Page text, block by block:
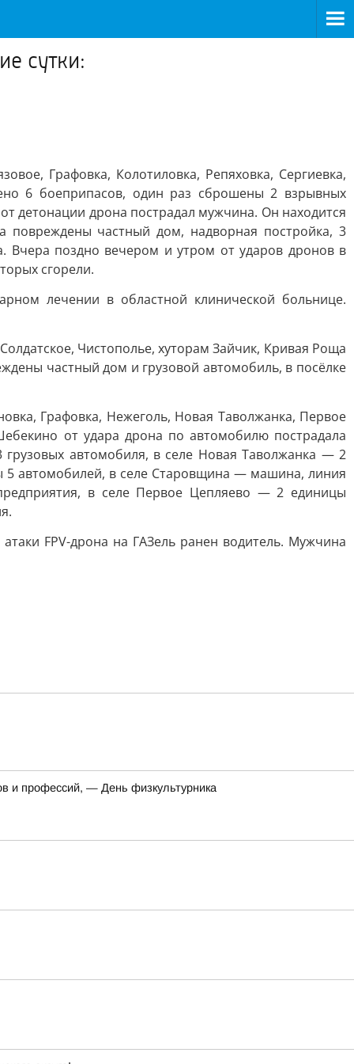
сутки:
Графовка, Колотиловка, Репяховка, Сергиевка,
6 боеприпасов, один раз сброшены 2 взрывных
детонации дрона пострадал мужчина. Он находится
повреждены частный дом, надворная постройка, 3
Вчера поздно вечером и утром от ударов дронов в
сгорели.
лечении в областной клинической больнице.
Чистополье, хуторам Зайчик, Кривая Роща
частный дом и грузовой автомобиль, в посёлке
Графовка, Нежеголь, Новая Таволжанка, Первое
от удара дрона по автомобилю пострадала
автомобиля, в селе Новая Таволжанка — 2
5 автомобилей, в селе Старовщина — машина, линия
в селе Первое Цепляево — 2 единицы
FPV-дрона на ГАЗель ранен водитель. Мужчина
и профессий, — День физкультурника